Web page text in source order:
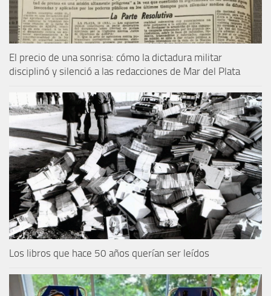
El precio de una sonrisa: cómo la dictadura militar
disciplinó y silenció a las redacciones de Mar del Plata
Los libros que hace 50 años querían ser leídos